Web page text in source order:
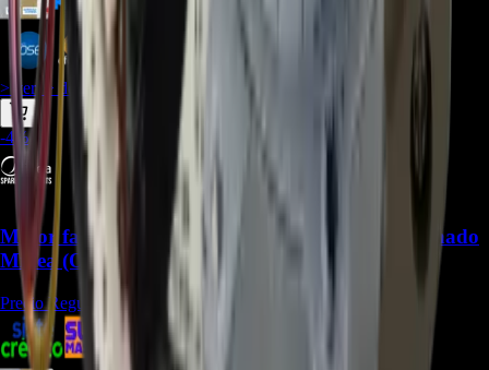
278.490
265.831
> ver_
> desbloquear oferta_
-4 %
Motor fan 11002012034033 para Aire Acondicionado
Midea (Outdoor) - REP-2449
Precio Regular: $247.500
$ 270.963